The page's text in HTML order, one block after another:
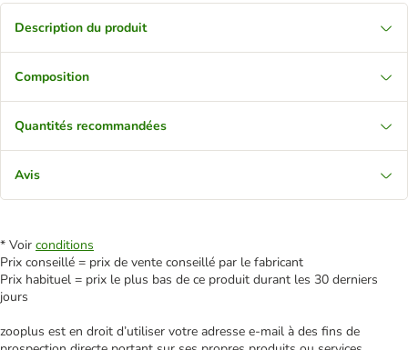
Description du produit
Composition
Quantités recommandées
Avis
* Voir conditions
Prix conseillé = prix de vente conseillé par le fabricant
Prix habituel = prix le plus bas de ce produit durant les 30 derniers
jours
zooplus est en droit d’utiliser votre adresse e‑mail à des fins de